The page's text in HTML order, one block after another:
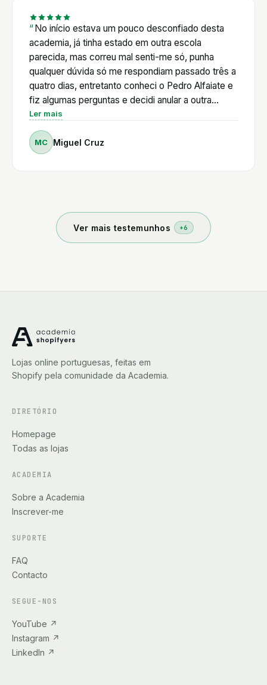
verdadeira entreajuda e um acompanhamento
constante.
No início estava um pouco desconfiado desta
academia, já tinha estado em outra escola
parecida, mas correu mal senti-me só, punha
qualquer dúvida só me respondiam passado três a
quatro dias, entretanto conheci o Pedro Alfaiate e
fiz algumas perguntas e decidi anular a outra
escola vi a primeira aula online e decidi logo entrar
para a academia, iremos o Pedro Alfaiate ir
responde a tudo e explica ponto a ponto, tirando
os alunos que estão sempre prontos a ajudar, se é
Ler mais
MC Miguel Cruz
Ver mais testemunhos +6
Lojas online portuguesas, feitas em
Shopify pela comunidade da Academia.
DIRETÓRIO
Homepage
Todas as lojas
ACADEMIA
Sobre a Academia
Inscrever-me
SUPORTE
FAQ
Contacto
SEGUE-NOS
YouTube ↗
Instagram ↗
LinkedIn ↗